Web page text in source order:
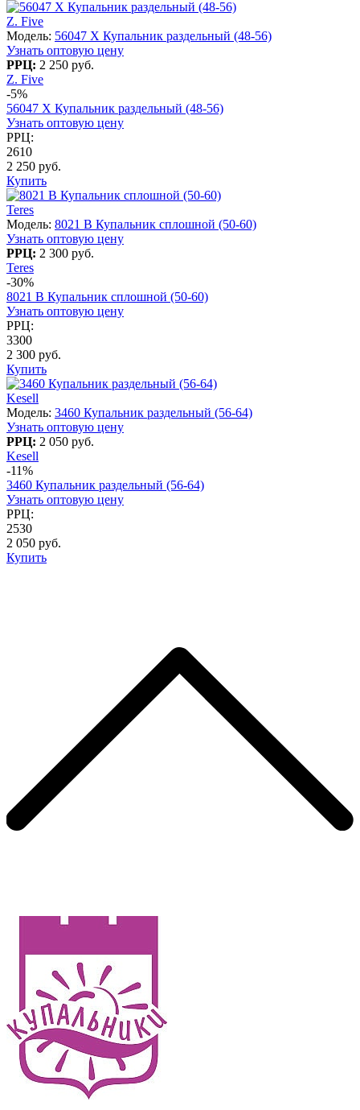
Z. Five
Модель: 56047 X Купальник раздельный (48-56)
Узнать оптовую цену
РРЦ: 2 250 руб.
Z. Five
-5%
56047 X Купальник раздельный (48-56)
Узнать оптовую цену
РРЦ:
2610
2 250 руб.
Купить
Teres
Модель: 8021 B Купальник сплошной (50-60)
Узнать оптовую цену
РРЦ: 2 300 руб.
Teres
-30%
8021 B Купальник сплошной (50-60)
Узнать оптовую цену
РРЦ:
3300
2 300 руб.
Купить
Kesell
Модель: 3460 Купальник раздельный (56-64)
Узнать оптовую цену
РРЦ: 2 050 руб.
Kesell
-11%
3460 Купальник раздельный (56-64)
Узнать оптовую цену
РРЦ:
2530
2 050 руб.
Купить